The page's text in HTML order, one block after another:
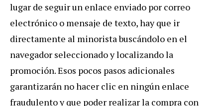
lugar de seguir un enlace enviado por correo
electrónico o mensaje de texto, hay que ir
directamente al minorista buscándolo en el
navegador seleccionado y localizando la
promoción. Esos pocos pasos adicionales
garantizarán no hacer clic en ningún enlace
fraudulento y que poder realizar la compra con